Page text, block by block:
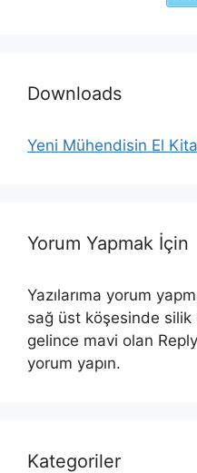
Downloads
Yeni Mühendisin El
Yorum Yapmak İçin
Yazılarıma yorum
sağ üst köşesinde
gelince mavi olan
yorum yapın.
Kategoriler